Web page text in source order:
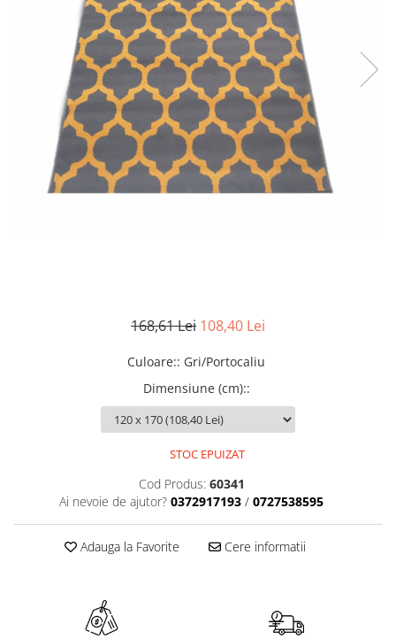
168,61 Lei 108,40 Lei
Culoare:: Gri/Portocaliu
Dimensiune (cm)::
STOC EPUIZAT
Cod Produs: 60341
Ai nevoie de ajutor? 0372917193 / 0727538595
Adauga la Favorite Cere informatii